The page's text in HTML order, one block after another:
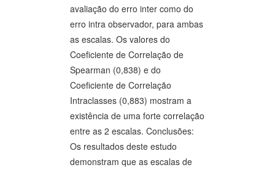
avaliação do erro inter como do
erro intra observador, para ambas
as escalas. Os valores do
Coeficiente de Correlação de
Spearman (0,838) e do
Coeficiente de Correlação
Intraclasses (0,883) mostram a
existência de uma forte correlação
entre as 2 escalas. Conclusões:
Os resultados deste estudo
demonstram que as escalas de